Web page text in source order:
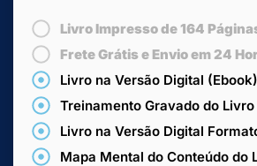
Livro Impresso de 164
Frete Grátis e Envio em 24
Livro na Versão Digital
Treinamento Gravado do Livro
Livro na Versão Digital
Mapa Mental do Conteúdo do